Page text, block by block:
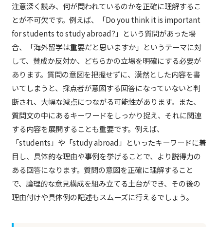
注意深く読み、何が問われているのかを正確に理解するこ
とが不可欠です。例えば、「Do you think it is important
for students to study abroad?」という質問があった場
合、「海外留学は重要だと思いますか」というテーマに対
して、賛成か反対か、どちらかの立場を明確にする必要が
あります。質問の意図を把握せずに、漠然とした内容を書
いてしまうと、採点者が意図する回答になっていないと判
断され、大幅な減点につながる可能性があります。また、
質問文の中にあるキーワードをしっかり捉え、それに関連
する内容を展開することも重要です。例えば、
「students」や「study abroad」といったキーワードに着
目し、具体的な理由や事例を挙げることで、より説得力の
ある回答になります。質問の意図を正確に理解すること
で、論理的な意見構成を組み立てる土台ができ、その後の
理由付けや具体例の記述もスムーズに行えるでしょう。